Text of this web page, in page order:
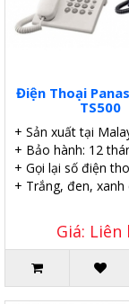
Điện Thoại
TS500
+ Sản xuất tại
+ Bảo hành: 12
+ Gọi lại số điện
+ Trắng, đen,
Giá: Liên